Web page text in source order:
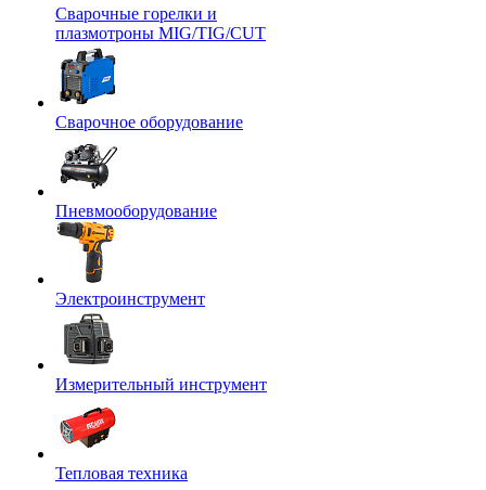
Сварочные горелки и
плазмотроны MIG/TIG/CUT
Сварочное оборудование
Пневмооборудование
Электроинструмент
Измерительный инструмент
Тепловая техника